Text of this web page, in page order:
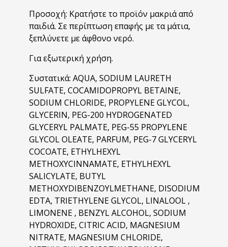
Προσοχή: Κρατήστε το προϊόν μακριά από
παιδιά. Σε περίπτωση επαφής με τα μάτια,
ξεπλύνετε με άφθονο νερό.
Για εξωτερική χρήση.
Συστατικά: AQUA, SODIUM LAURETH
SULFATE, COCAMIDOPROPYL BETAINE,
SODIUM CHLORIDE, PROPYLENE GLYCOL,
GLYCERIN, PEG-200 HYDROGENATED
GLYCERYL PALMATE, PEG-55 PROPYLENE
GLYCOL OLEATE, PARFUM, PEG-7 GLYCERYL
COCOATE, ETHYLHEXYL
METHOXYCINNAMATE, ETHYLHEXYL
SALICYLATE, BUTYL
METHOXYDIBENZOYLMETHANE, DISODIUM
EDTA, TRIETHYLENE GLYCOL, LINALOOL ,
LIMONENE , BENZYL ALCOHOL, SODIUM
HYDROXIDE, CITRIC ACID, MAGNESIUM
NITRATE, MAGNESIUM CHLORIDE,